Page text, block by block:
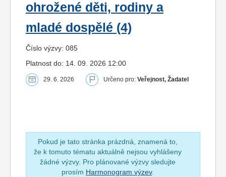
ohrožené děti, rodiny a
mladé dospělé (4)
Číslo výzvy: 085
Platnost do: 14. 09. 2026 12:00
29. 6. 2026 Určeno pro: Veřejnost, Žadatel
Pokud je tato stránka prázdná, znamená to,
že k tomuto tématu aktuálně nejsou vyhlášeny
žádné výzvy. Pro plánované výzvy sledujte
prosím Harmonogram výzev.